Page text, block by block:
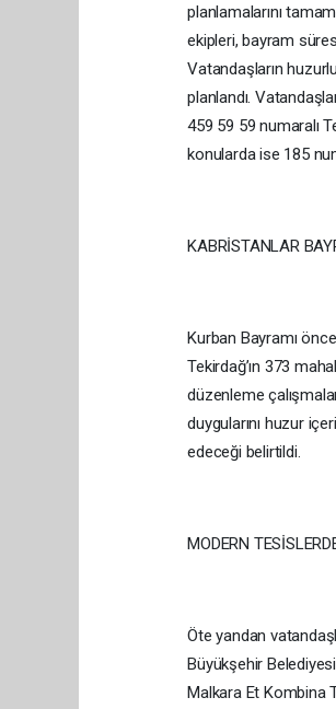
planlamalarını
ekipleri, bayram
Vatandaşların
planlandı.
459 59 59 numaralı
konularda ise 185
KABRİSTANLAR
Kurban Bayramı
Tekirdağ’ın 373
düzenleme
duygularını huzur
edeceği belirtildi.
MODERN
Öte yandan
Büyükşehir
Malkara Et Kombina